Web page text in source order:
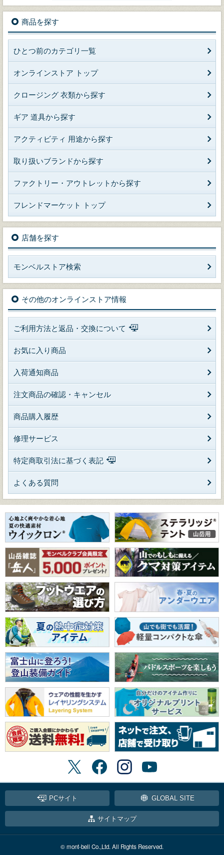
商品を探す
ひとつ前のカテゴリ一覧
オンラインストア トップ
クロージング 衣類から探す
ギア 道具から探す
アクティビティ 用途から探す
取り扱いブランドから探す
ファクトリー・アウトレットから探す
フレンドマーケット トップ
店舗を探す
モンベルストア検索
その他のオンラインストア情報
ご利用方法と返品・交換について
お気に入り商品
入荷通知商品
注文商品の確認・キャンセル
商品購入履歴
修理サービス
特定商取引法に基づく表記
よくある質問
PCサイト GLOBAL SITE
サイトマップ
© mont-bell Co.,Ltd. All Rights Reserved.